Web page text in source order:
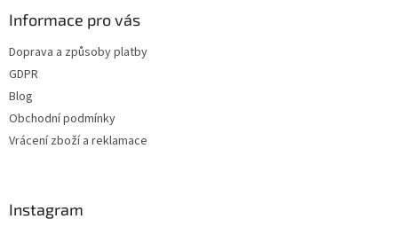
Informace pro vás
Doprava a způsoby platby
GDPR
Blog
Obchodní podmínky
Vrácení zboží a reklamace
Instagram